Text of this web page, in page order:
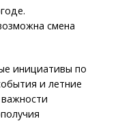
смена
инициативы по
и летние